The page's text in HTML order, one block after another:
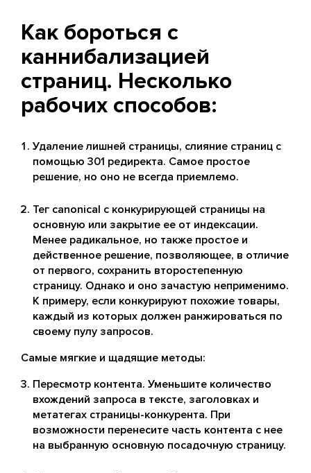
Как бороться с
каннибализацией
страниц. Несколько
рабочих способов:
Удаление лишней страницы, слияние страниц с
помощью 301 редиректа. Самое простое
решение, но оно не всегда приемлемо.
Тег canonical с конкурирующей страницы на
основную или закрытие ее от индексации.
Менее радикальное, но также простое и
действенное решение, позволяющее, в отличие
от первого, сохранить второстепенную
страницу. Однако и оно зачастую неприменимо.
К примеру, если конкурируют похожие товары,
каждый из которых должен ранжироваться по
своему пулу запросов.
Самые мягкие и щадящие методы:
Пересмотр контента. Уменьшите количество
вхождений запроса в тексте, заголовках и
метатегах страницы-конкурента. При
возможности перенесите часть контента с нее
на выбранную основную посадочную страницу.